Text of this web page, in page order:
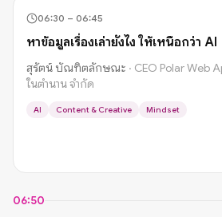
06:30 – 06:45
หาข้อมูลเรื่องเล่ายังไง ให้เหนือกว่า AI
สุรัตน์ บัณฑิตลักษณะ · CEO Polar Web
ในตำนาน จำกัด
AI Content & Creative Mindset
06:50